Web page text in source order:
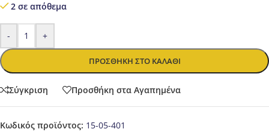
2 σε απόθεμα
- +
ΠΡΟΣΘΉΚΗ ΣΤΟ ΚΑΛΆΘΙ
Σύγκριση Προσθήκη στα Αγαπημένα
Κωδικός προϊόντος: 15-05-401